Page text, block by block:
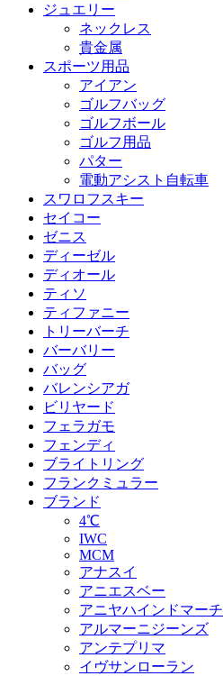
ジュエリー
ネックレス
貴金属
スポーツ用品
アイアン
ゴルフバッグ
ゴルフボール
ゴルフ用品
パター
電動アシスト自転車
スワロフスキー
セイコー
ゼニス
ディーゼル
ディオール
ティソ
ティファニー
トリーバーチ
バーバリー
バッグ
バレンシアガ
ビリヤード
フェラガモ
フェンディ
ブライトリング
フランクミュラー
ブランド
4℃
IWC
MCM
アナスイ
アニエスベー
アニヤハインドマーチ
アルマーニジーンズ
アンテプリマ
イヴサンローラン